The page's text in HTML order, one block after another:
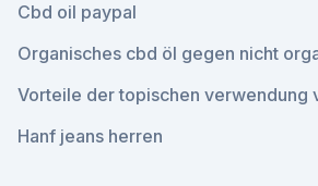
Cbd oil paypal
Organisches cbd öl gegen nicht
Vorteile der topischen verwendung
Hanf jeans herren